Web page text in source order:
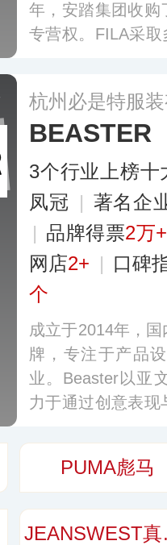
年，安踏集团收购
专营权。FILA采
步等运动系列，其
与运动服饰的功
杭州必是特服
BEASTER
3个行业上榜十
凤冠 | 著名企
| 品牌得票2万+
网店2+ | 口碑
个
成立于2014年，
牌，专注于产品
业。Beaster以亚
力于通过创意表
市。更多
PUMA彪马